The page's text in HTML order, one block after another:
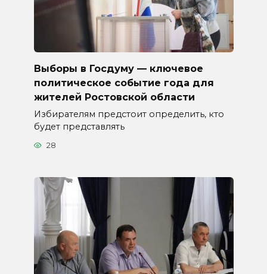
Выборы в Госдуму — ключевое
политическое событие года для
жителей Ростовской области
Избирателям предстоит определить, кто
будет представлять
28